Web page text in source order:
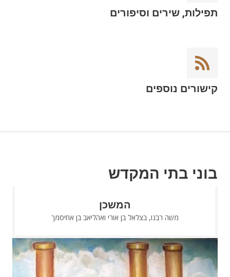
תפילות, שירים וסיפורים
קישורים נוספים
בוני בתי המקדש
המשכן
משה רבנו, בצלאל בן אורי ואהליאב בן אחיסמך